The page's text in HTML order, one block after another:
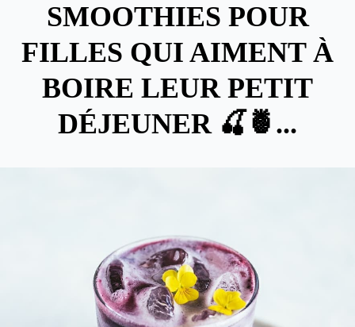
SMOOTHIES POUR
FILLES QUI AIMENT À
BOIRE LEUR PETIT
DÉJEUNER 🍒🍍...